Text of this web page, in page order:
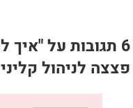
6 תגובות על "
איך
פצצה לניהול